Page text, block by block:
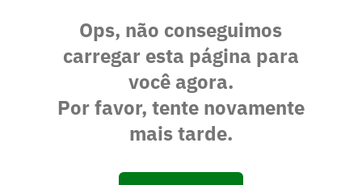
Ops, não conseguimos
carregar esta página para
você agora.
Por favor, tente novamente
mais tarde.